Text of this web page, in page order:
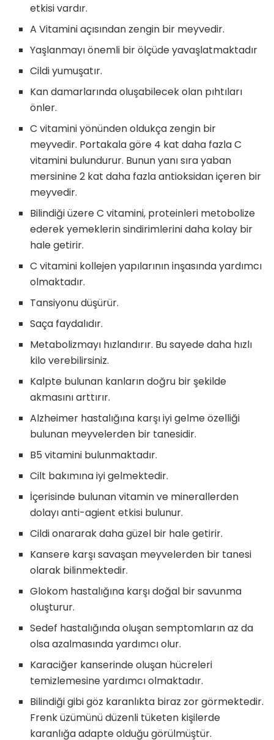
etkisi vardır.
A Vitamini açısından zengin bir meyvedir.
Yaşlanmayı önemli bir ölçüde yavaşlatmaktadır
Cildi yumuşatır.
Kan damarlarında oluşabilecek olan pıhtıları
önler.
C vitamini yönünden oldukça zengin bir
meyvedir. Portakala göre 4 kat daha fazla C
vitamini bulundurur. Bunun yanı sıra yaban
mersinine 2 kat daha fazla antioksidan içeren bir
meyvedir.
Bilindiği üzere C vitamini, proteinleri metobolize
ederek yemeklerin sindirimlerini daha kolay bir
hale getirir.
C vitamini kollejen yapılarının inşasında yardımcı
olmaktadır.
Tansiyonu düşürür.
Saça faydalıdır.
Metabolizmayı hızlandırır. Bu sayede daha hızlı
kilo verebilirsiniz.
Kalpte bulunan kanların doğru bir şekilde
akmasını arttırır.
Alzheimer hastalığına karşı iyi gelme özelliği
bulunan meyvelerden bir tanesidir.
B5 vitamini bulunmaktadır.
Cilt bakımına iyi gelmektedir.
İçerisinde bulunan vitamin ve minerallerden
dolayı anti-agient etkisi bulunur.
Cildi onararak daha güzel bir hale getirir.
Kansere karşı savaşan meyvelerden bir tanesi
olarak bilinmektedir.
Glokom hastalığına karşı doğal bir savunma
oluşturur.
Sedef hastalığında oluşan semptomların az da
olsa azalmasında yardımcı olur.
Karaciğer kanserinde oluşan hücreleri
temizlemesine yardımcı olmaktadır.
Bilindiği gibi göz karanlıkta biraz zor görmektedir.
Frenk üzümünü düzenli tüketen kişilerde
karanlığa adapte olduğu görülmüştür.